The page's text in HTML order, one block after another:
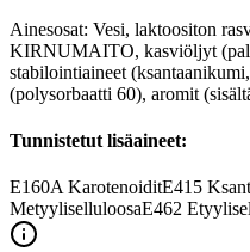
Ainesosat: Vesi, laktoositon
KIRNUMAITO, kasviöljyt
stabilointiaineet
(polysorbaatti 60), aromit
Tunnistetut lisäaineet:
E160A KarotenoiditE415
MetyyliselluloosaE462